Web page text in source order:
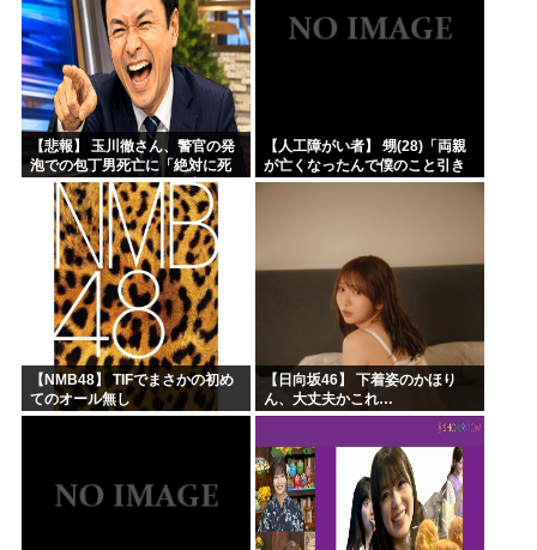
【悲報】 玉川徹さん、警官の発
泡での包丁男死亡に「絶対に死
刑にならない罪なのに警察が死
刑にした！」 → 元警官のマジレ
スがコチラ → ………
【人工障がい者】 甥(28)「両親
が亡くなったんで僕のこと引き
取ってほしいんですけど！」な
【NMB48】 TIFでまさかの初め
てのオール無し
【日向坂46】 下着姿のかほり
ん、大丈夫かこれ…